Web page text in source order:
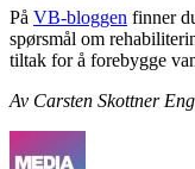
På VB-bloggen finner
spørsmål om
tiltak for å forebygge
Av Carsten Skottner